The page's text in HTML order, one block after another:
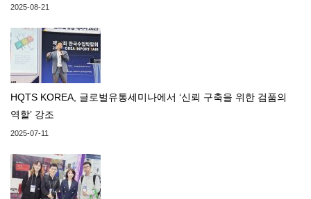
2025-08-21
HQTS KOREA, 글로벌유통세미나에서 ‘신뢰 구축을 위한 검품의
역할’ 강조
2025-07-11